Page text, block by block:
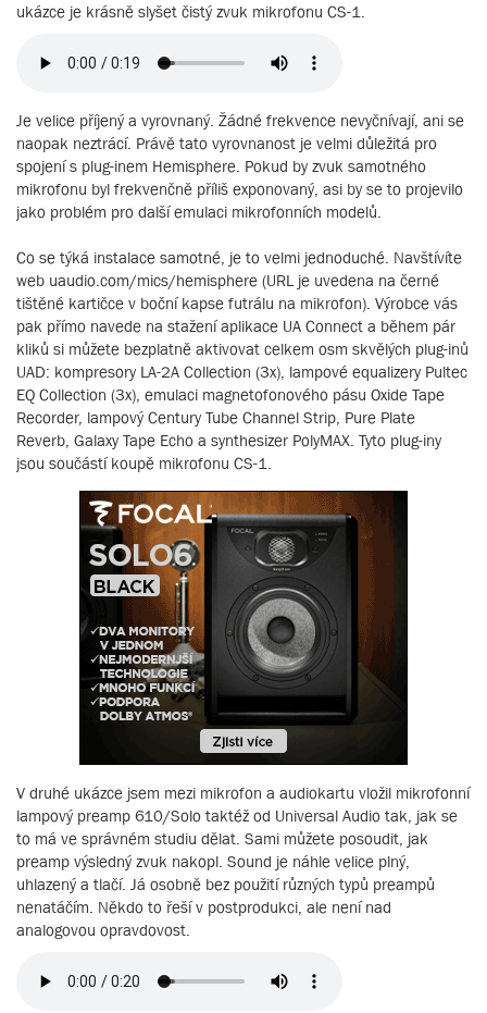
ukázce je krásně slyšet čistý zvuk mikrofonu CS-1.
Je velice příjený a vyrovnaný. Žádné frekvence nevyčnívají, ani se
naopak neztrácí. Právě tato vyrovnanost je velmi důležitá pro
spojení s plug-inem Hemisphere. Pokud by zvuk samotného
mikrofonu byl frekvenčně příliš exponovaný, asi by se to projevilo
jako problém pro další emulaci mikrofonních modelů.
Co se týká instalace samotné, je to velmi jednoduché. Navštívíte
web uaudio.com/mics/hemisphere (URL je uvedena na černé
tištěné kartičce v boční kapse futrálu na mikrofon). Výrobce vás
pak přímo navede na stažení aplikace UA Connect a během pár
kliků si můžete bezplatně aktivovat celkem osm skvělých plug-inů
UAD: kompresory LA-2A Collection (3x), lampové equalizery Pultec
EQ Collection (3x), emulaci magnetofonového pásu Oxide Tape
Recorder, lampový Century Tube Channel Strip, Pure Plate
Reverb, Galaxy Tape Echo a synthesizer PolyMAX. Tyto plug-iny
jsou součástí koupě mikrofonu CS-1.
V druhé ukázce jsem mezi mikrofon a audiokartu vložil mikrofonní
lampový preamp 610/Solo taktéž od Universal Audio tak, jak se
to má ve správném studiu dělat. Sami můžete posoudit, jak
preamp výsledný zvuk nakopl. Sound je náhle velice plný,
uhlazený a tlačí. Já osobně bez použití různých typů preampů
nenatáčím. Někdo to řeší v postprodukci, ale není nad
analogovou opravdovost.